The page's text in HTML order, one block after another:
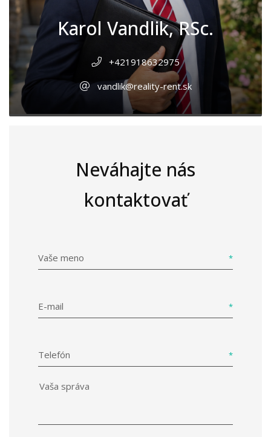
Karol Vandlik, RSc.
+421918632975
vandlik@reality-rent.sk
Neváhajte nás
kontaktovať
Vaše meno
E-mail
Telefón